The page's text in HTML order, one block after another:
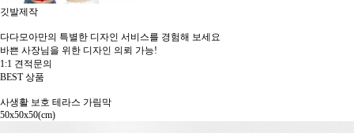
깃발제작
다다모아만의 특별한 디자인 서비스를 경험해 보세요
바쁜 사장님을 위한 디자인 의뢰 가능!
1:1 견적문의
BEST 상품
사생활 보호 테라스 가림막
50x50x50(cm)